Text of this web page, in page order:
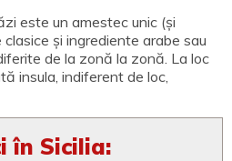
este un amestec unic (și
și ingrediente arabe sau
de la zonă la zonă. La loc
insula, indiferent de loc,
în Sicilia: